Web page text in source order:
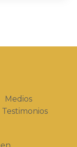
Medios
Testimonios